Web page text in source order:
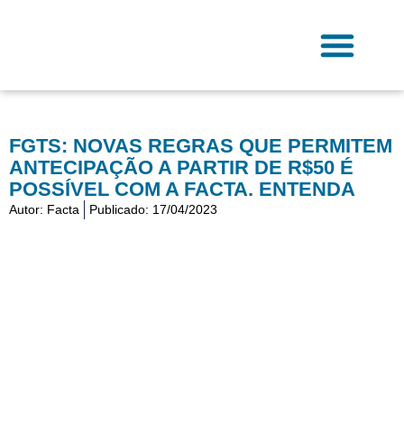
FGTS: NOVAS REGRAS QUE PERMITEM
ANTECIPAÇÃO A PARTIR DE R$50 É
POSSÍVEL COM A FACTA. ENTENDA
Autor: Facta Publicado: 17/04/2023